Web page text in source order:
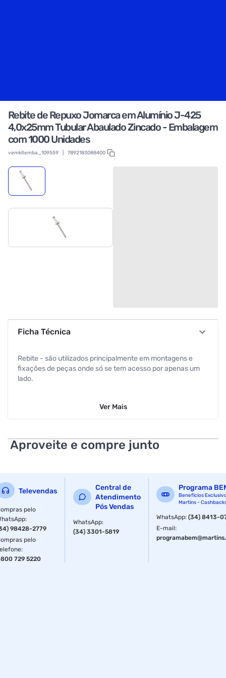
Rebite de Repuxo Jomarca em Alumínio J-425
4,0x25mm Tubular Abaulado Zincado - Embalagem
com 1000 Unidades
vemkitemba_109559 7892183088400
Ficha Técnica
Rebite - são utilizados principalmente em montagens e
fixações de peças onde só se tem acesso por apenas um
lado.
Ver Mais
Aproveite e compre junto
Televendas
pelo
:
98428-2779
pelo
:
729 5220
Central de
Atendimento
Pós Vendas
WhatsApp:
(34) 3301-5819
Programa
Benefícios
Martins -
WhatsApp:(34) 8413-
E-mail: